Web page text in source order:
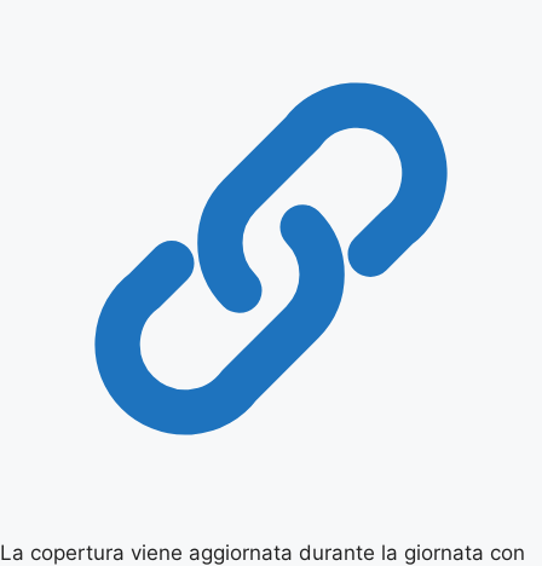
La copertura viene aggiornata durante la giornata con